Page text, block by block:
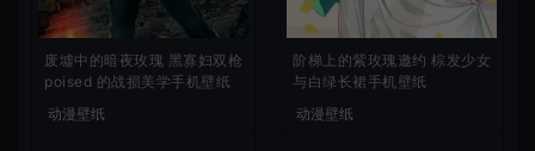
废墟中的暗夜玫瑰 黑寡妇双枪
poised 的战损美学手机壁纸
动漫壁纸
阶梯上的紫玫瑰邀约 棕发少女
与白绿长裙手机壁纸
动漫壁纸